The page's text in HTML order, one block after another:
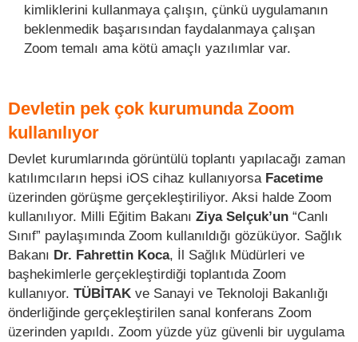
kimliklerini kullanmaya çalışın, çünkü uygulamanın
beklenmedik başarısından faydalanmaya çalışan
Zoom temalı ama kötü amaçlı yazılımlar var.
Devletin pek çok kurumunda Zoom
kullanılıyor
Devlet kurumlarında görüntülü toplantı yapılacağı zaman
katılımcıların hepsi iOS cihaz kullanıyorsa Facetime
üzerinden görüşme gerçekleştiriliyor. Aksi halde Zoom
kullanılıyor. Milli Eğitim Bakanı Ziya Selçuk’un “Canlı
Sınıf” paylaşımında Zoom kullanıldığı gözüküyor. Sağlık
Bakanı Dr. Fahrettin Koca, İl Sağlık Müdürleri ve
başhekimlerle gerçekleştirdiği toplantıda Zoom
kullanıyor. TÜBİTAK ve Sanayi ve Teknoloji Bakanlığı
önderliğinde gerçekleştirilen sanal konferans Zoom
üzerinden yapıldı. Zoom yüzde yüz güvenli bir uygulama